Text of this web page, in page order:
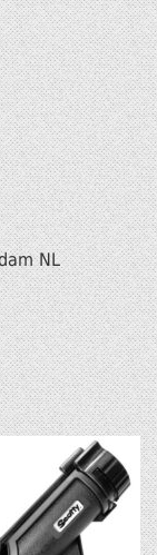
NL